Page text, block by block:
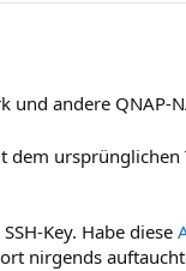
und andere QNAP-
ursprünglichen
Key. Habe diese
nirgends